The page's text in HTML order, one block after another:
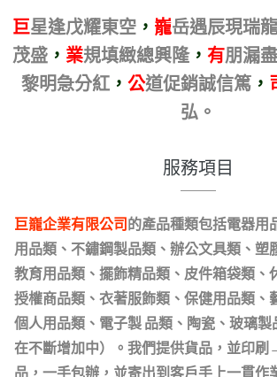
巨星逢戊耀東空， 巃岳遇辰現瑞龍
茂盛， 業規填緻總興隆， 有朋漏
黎明急分紅， 公道促銷誠信篤，
弘。
服務項目
巨巃企業有限公司 的產品種類包括電器用
用品類、不鏽鋼製品類、辦公文具類、塑
教育用品類、擺飾精品類、皮件箱袋類、
授權商品類、衣著服飾類、保健用品類、
個人用品類、電子製 品類、陶瓷、玻璃
在不斷增加中）。 我們提供貨品，並印
品，一手包辦，並寄出到客戶手上一貫作